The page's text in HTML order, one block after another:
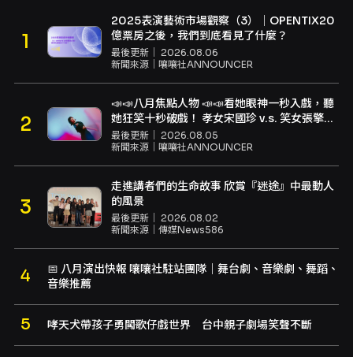
2025表演藝術市場觀察（3）｜OPENTIX20
億票房之後，我們到底看見了什麼？
最後更新｜ 2026.08.06
新聞來源｜ 嚷嚷社ANNOUNCER
📣📣八月焦點人物 📣📣看她眼神一秒入戲，聽
她狂笑十秒破戲！ 孝女宋國珍 v.s. 笑女張擎
佳：本是同根生，相約壓車別太急
最後更新｜ 2026.08.05
新聞來源｜ 嚷嚷社ANNOUNCER
走進講者們的生命故事 欣賞『迷途』中最動人
的風景
最後更新｜ 2026.08.02
新聞來源｜ 傳媒News586
📅 八月演出快報 嚷嚷社駐站團隊｜舞台劇、音樂劇、舞蹈、
音樂推薦
哮天犬帶孩子勇闖歌仔戲世界 台中親子劇場笑聲不斷